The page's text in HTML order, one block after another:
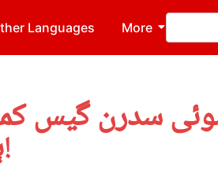
Languages More
سدرن گیس
ہموار، افسران کی عیاشیوں اور کرپشن کا بازار گرم!